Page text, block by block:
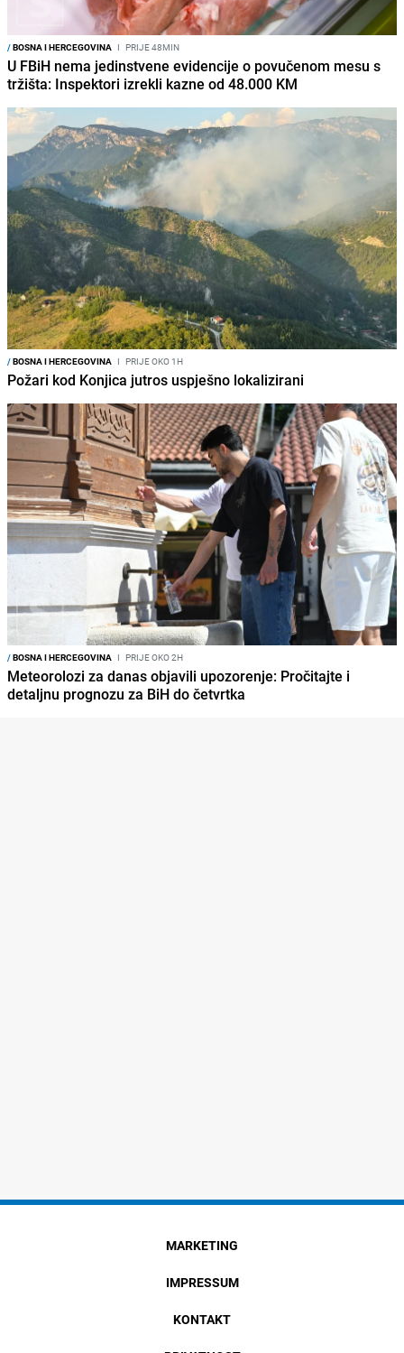
/BOSNA I HERCEGOVINA I PRIJE 48MIN
U FBiH nema jedinstvene evidencije o povučenom mesu s
tržišta: Inspektori izrekli kazne od 48.000 KM
/BOSNA I HERCEGOVINA I PRIJE OKO 1H
Požari kod Konjica jutros uspješno lokalizirani
/BOSNA I HERCEGOVINA I PRIJE OKO 2H
Meteorolozi za danas objavili upozorenje: Pročitajte i
detaljnu prognozu za BiH do četvrtka
MARKETING
IMPRESSUM
KONTAKT